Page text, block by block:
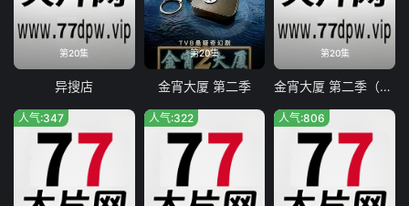
第20集
异搜店
第20集
金宵大厦 第二季
第20集
金宵大厦 第二季（国语版）
人气:347 人气:322 人气:806